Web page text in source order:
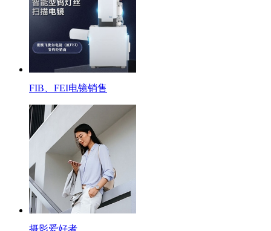
FIB、FEI电镜销售
摄影爱好者